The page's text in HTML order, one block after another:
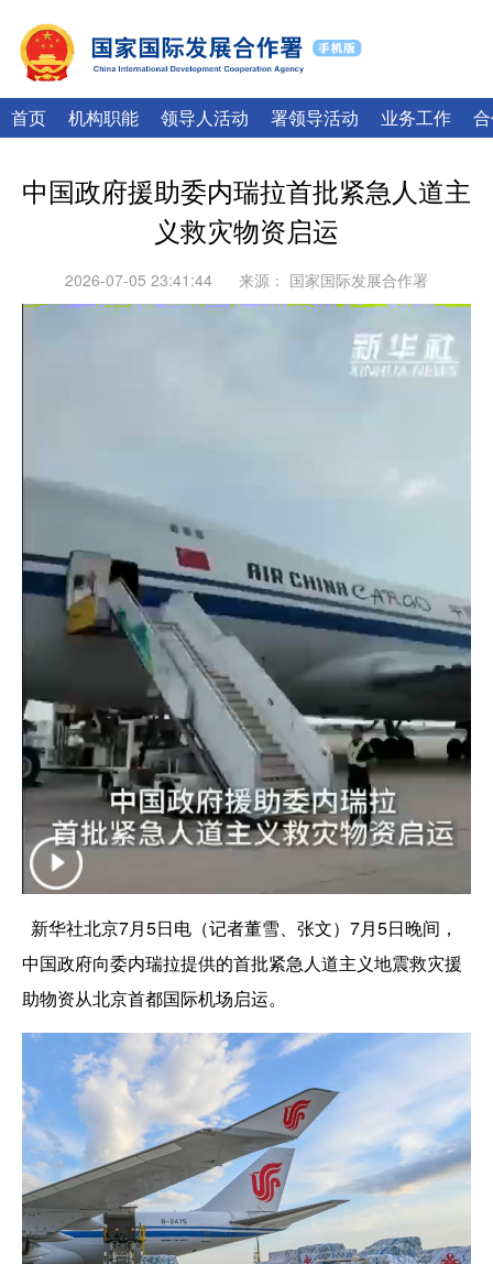
首页 机构职能 领导人活动 署领导活动 业务工作
中国政府援助委内瑞拉首批紧急人道主
义救灾物资启运
2026-07-05 23:41:44 来源： 国家国际发展合作署
新华社北京7月5日电（记者董雪、张文）7月5日晚间，
中国政府向委内瑞拉提供的首批紧急人道主义地震救灾援
助物资从北京首都国际机场启运。